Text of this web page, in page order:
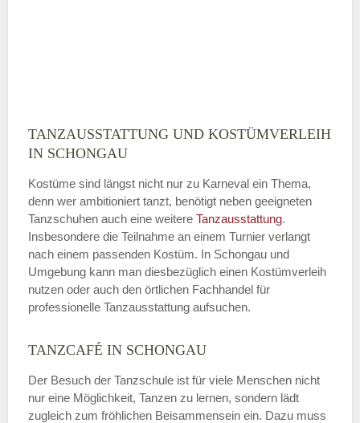
TANZAUSSTATTUNG UND KOSTÜMVERLEIH
IN SCHONGAU
Kostüme sind längst nicht nur zu Karneval ein Thema,
denn wer ambitioniert tanzt, benötigt neben geeigneten
Tanzschuhen auch eine weitere Tanzausstattung.
Insbesondere die Teilnahme an einem Turnier verlangt
nach einem passenden Kostüm. In Schongau und
Umgebung kann man diesbezüglich einen Kostümverleih
nutzen oder auch den örtlichen Fachhandel für
professionelle Tanzausstattung aufsuchen.
TANZCAFÉ IN SCHONGAU
Der Besuch der Tanzschule ist für viele Menschen nicht
nur eine Möglichkeit, Tanzen zu lernen, sondern lädt
zugleich zum fröhlichen Beisammensein ein. Dazu muss